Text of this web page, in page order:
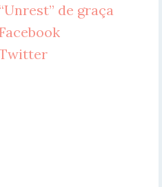
“Unrest” de graça